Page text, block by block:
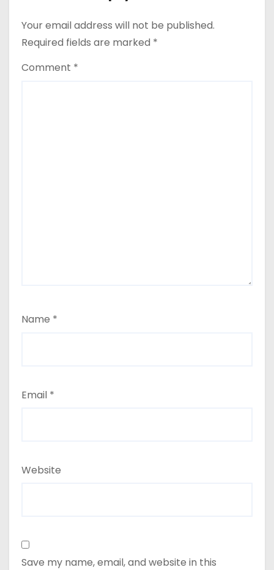
Your email address will not be published.
Required fields are marked *
Comment *
Name *
Email *
Website
Save my name, email, and website in this